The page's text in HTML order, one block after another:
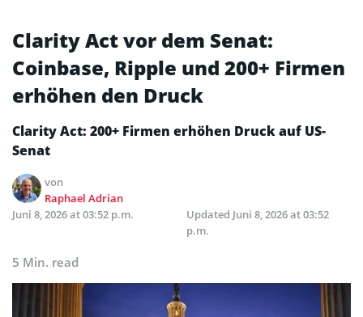
Clarity Act vor dem Senat:
Coinbase, Ripple und 200+ Firmen
erhöhen den Druck
Clarity Act: 200+ Firmen erhöhen Druck auf US-
Senat
von
Raphael Adrian
Juni 8, 2026 at 03:52 p.m.
Updated Juni 8, 2026 at 03:52
p.m.
5 Min. read